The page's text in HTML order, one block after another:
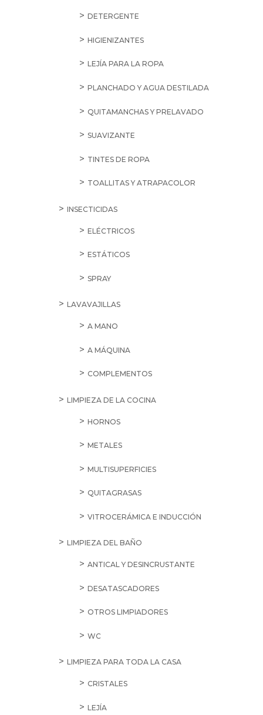
DETERGENTE
HIGIENIZANTES
LEJÍA PARA LA ROPA
PLANCHADO Y AGUA DESTILADA
QUITAMANCHAS Y PRELAVADO
SUAVIZANTE
TINTES DE ROPA
TOALLITAS Y ATRAPACOLOR
INSECTICIDAS
ELÉCTRICOS
ESTÁTICOS
SPRAY
LAVAVAJILLAS
A MANO
A MÁQUINA
COMPLEMENTOS
LIMPIEZA DE LA COCINA
HORNOS
METALES
MULTISUPERFICIES
QUITAGRASAS
VITROCERÁMICA E INDUCCIÓN
LIMPIEZA DEL BAÑO
ANTICAL Y DESINCRUSTANTE
DESATASCADORES
OTROS LIMPIADORES
WC
LIMPIEZA PARA TODA LA CASA
CRISTALES
LEJÍA